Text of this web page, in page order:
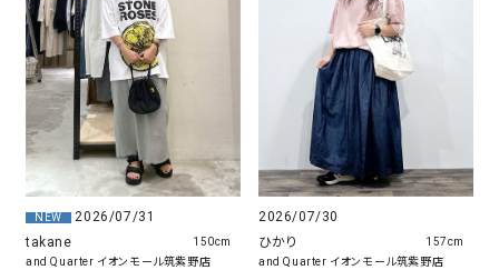
NEW
2026/07/31
takane
and Quarter イオンモール筑紫野店
150cm
2026/07/30
ひかり
and Quarter イオンモール筑紫野店
157cm